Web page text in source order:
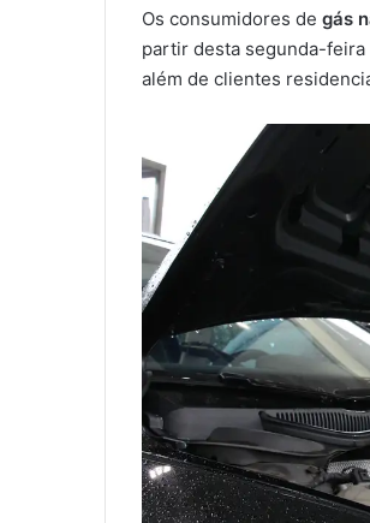
m
e
i
Os consumidores de gás
partir desta segunda-feira
além de clientes